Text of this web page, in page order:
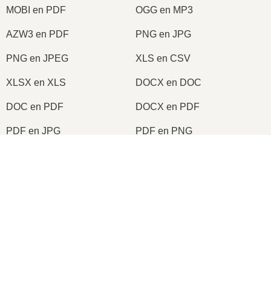
MOBI en PDF OGG en MP3
AZW3 en PDF PNG en JPG
PNG en JPEG XLS en CSV
XLSX en XLS DOCX en DOC
DOC en PDF DOCX en PDF
PDF en JPG PDF en PNG